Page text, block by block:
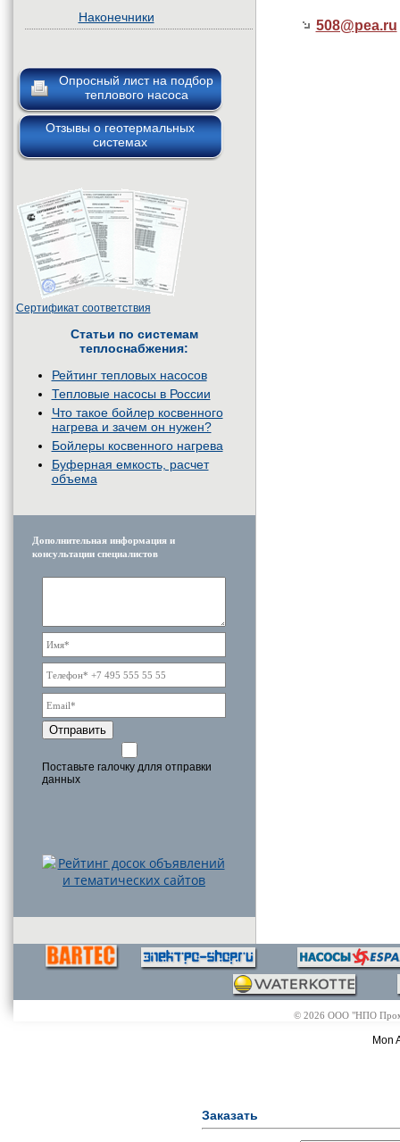
Наконечники
Опросный лист на подбор
теплового насоса
Отзывы о геотермальных
системах
Сертификат соответствия
Статьи по системам
теплоснабжения:
Рейтинг тепловых насосов
Тепловые насосы в России
Что такое бойлер косвенного
нагрева и зачем он нужен?
Бойлеры косвенного нагрева
Буферная емкость, расчет
объема
Дополнительная информация и
консультации специалистов
Отправить
Поставьте галочку длля отправки
данных
508@pea.ru
© 2026 ООО "НПО
Mon
Заказать